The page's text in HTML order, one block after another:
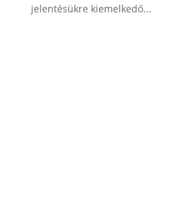
jelentésükre kiemelkedő...